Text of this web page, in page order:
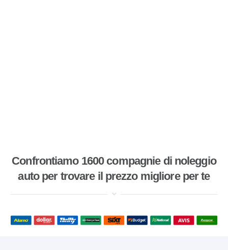
Confrontiamo 1600 compagnie di noleggio
auto per trovare il prezzo migliore per te